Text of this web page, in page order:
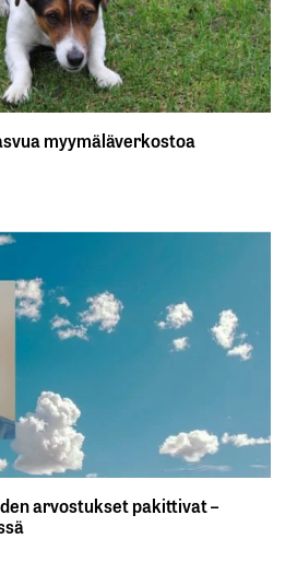
myymäläverkostoa
arvostukset pakittivat –